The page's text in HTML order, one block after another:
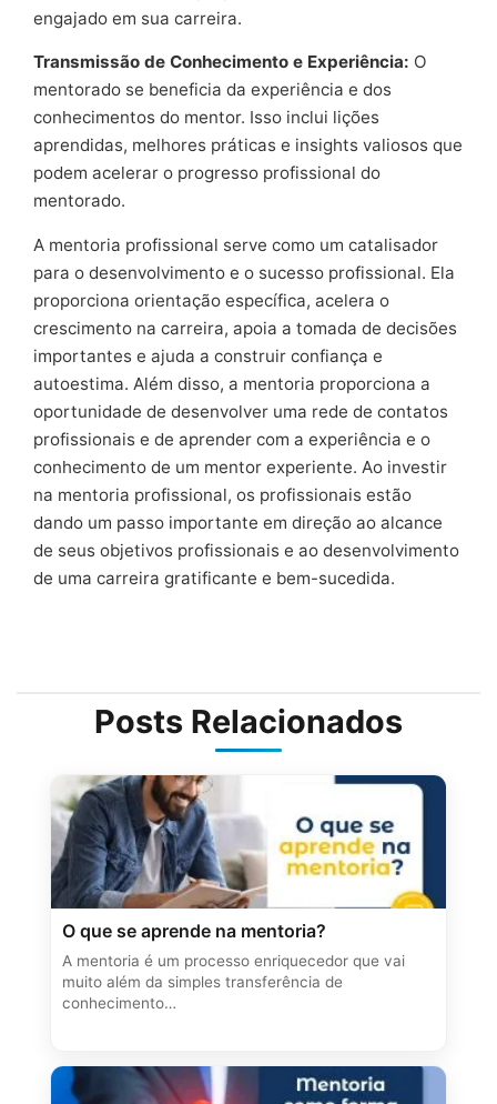
engajado em sua carreira.
Transmissão de Conhecimento e Experiência: O
mentorado se beneficia da experiência e dos
conhecimentos do mentor. Isso inclui lições
aprendidas, melhores práticas e insights valiosos que
podem acelerar o progresso profissional do
mentorado.
A mentoria profissional serve como um catalisador
para o desenvolvimento e o sucesso profissional. Ela
proporciona orientação específica, acelera o
crescimento na carreira, apoia a tomada de decisões
importantes e ajuda a construir confiança e
autoestima. Além disso, a mentoria proporciona a
oportunidade de desenvolver uma rede de contatos
profissionais e de aprender com a experiência e o
conhecimento de um mentor experiente. Ao investir
na mentoria profissional, os profissionais estão
dando um passo importante em direção ao alcance
de seus objetivos profissionais e ao desenvolvimento
de uma carreira gratificante e bem-sucedida.
Posts Relacionados
O que se aprende na mentoria?
A mentoria é um processo enriquecedor que vai
muito além da simples transferência de
conhecimento…